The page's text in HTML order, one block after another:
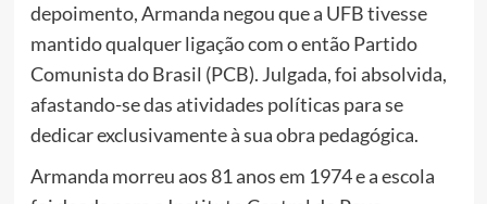
depoimento, Armanda negou que a UFB tivesse
mantido qualquer ligação com o então Partido
Comunista do Brasil (PCB). Julgada, foi absolvida,
afastando-se das atividades políticas para se
dedicar exclusivamente à sua obra pedagógica.
Armanda morreu aos 81 anos em 1974 e a escola